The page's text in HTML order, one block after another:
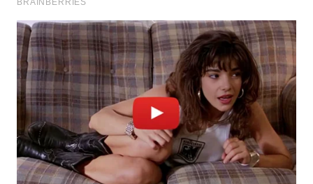
WN
INDRAMAYU
WN
KUNINGAN
WN
MAJALENGKA
WN
SUBANG